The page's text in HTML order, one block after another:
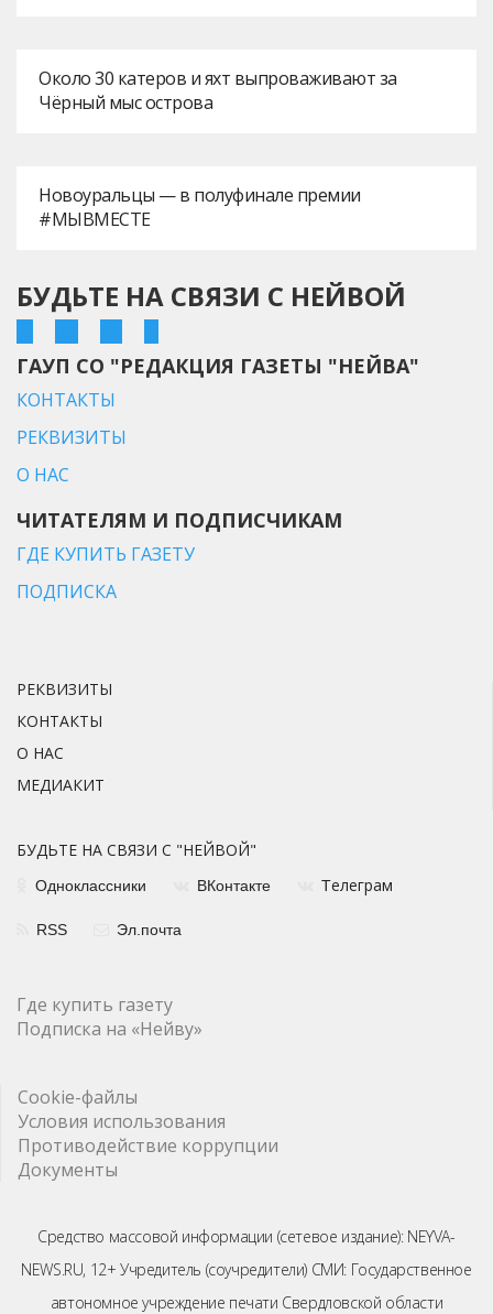
Около 30 катеров и яхт выпроваживают за
Чёрный мыс острова
Новоуральцы — в полуфинале премии
#МЫВМЕСТЕ
БУДЬТЕ НА СВЯЗИ С НЕЙВОЙ
ГАУП СО "РЕДАКЦИЯ ГАЗЕТЫ "НЕЙВА"
КОНТАКТЫ
РЕКВИЗИТЫ
О НАС
ЧИТАТЕЛЯМ И ПОДПИСЧИКАМ
ГДЕ КУПИТЬ ГАЗЕТУ
ПОДПИСКА
РЕКВИЗИТЫ
КОНТАКТЫ
О НАС
МЕДИАКИТ
БУДЬТЕ НА СВЯЗИ С "НЕЙВОЙ"
Одноклассники ВКонтакте Телеграм
RSS Эл.почта
Где купить газету
Подписка на «Нейву»
Cookie-файлы
Условия использования
Противодействие коррупции
Документы
Средство массовой информации (сетевое издание): NEYVA-
NEWS.RU, 12+ Учредитель (соучредители) СМИ: Государственное
автономное учреждение печати Свердловской области